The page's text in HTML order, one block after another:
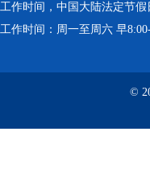
工作时间，中国大陆法定节假
工作时间：周一至周六 早
©